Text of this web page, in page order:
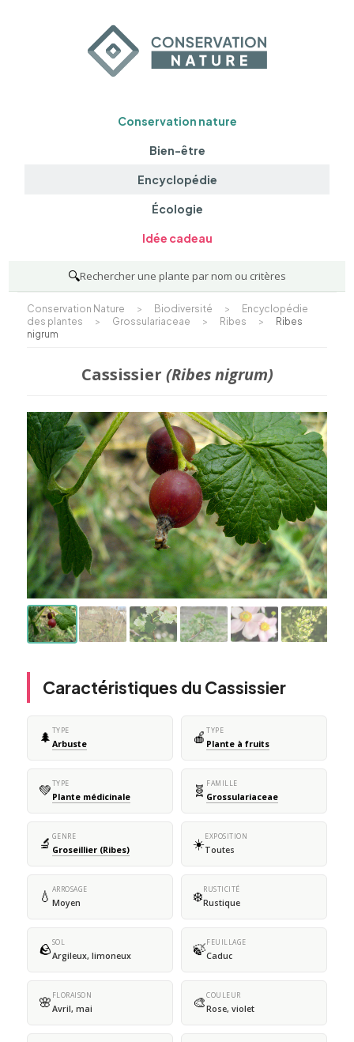
Conservation nature
Bien-être
Encyclopédie
Écologie
Idée cadeau
🔍Rechercher une plante par nom ou critères
Conservation Nature > Biodiversité >
Encyclopédie
des plantes
> Grossulariaceae > Ribes >
Ribes
nigrum
Cassissier (Ribes nigrum)
Caractéristiques du Cassissier
🌲 TYPE
Arbuste 🍎 TYPE
Plante à fruits
💚TYPE
Plante médicinale 🧬 FAMILLE
Grossulariaceae
🔬 GENRE
Groseillier (Ribes) ☀️EXPOSITION
Toutes
💧 ARROSAGE
Moyen ❄️RUSTICITÉ
Rustique
🪨SOL
Argileux, limoneux 🍃FEUILLAGE
Caduc
🌸 FLORAISON
Avril, mai 🎨COULEUR
Rose, violet